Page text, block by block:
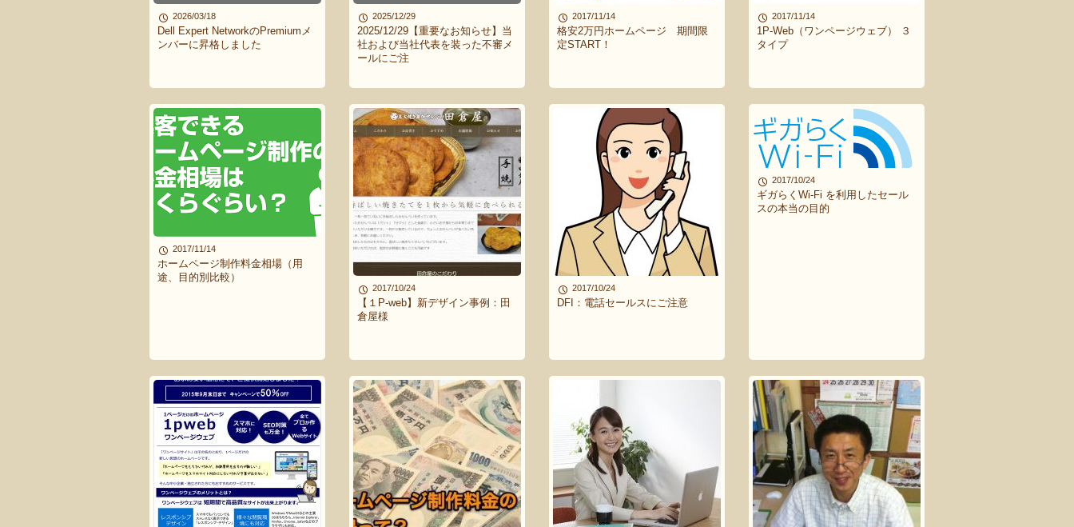
2026/03/18
Dell Expert NetworkのPremiumメ
ンバーに昇格しました
2025/12/29
2025/12/29【重要なお知らせ】当
社および当社代表を装った不審メ
ールにご注
2017/11/14
格安2万円ホームページ 期間限
定START！
2017/11/14
1P-Web（ワンページウェブ） ３
タイプ
2017/11/14
ホームページ制作料金相場（用
途、目的別比較）
2017/10/24
【１P-web】新デザイン事例：田
倉屋様
2017/10/24
DFI：電話セールスにご注意
2017/10/24
ギガらくWi-Fi を利用したセール
スの本当の目的